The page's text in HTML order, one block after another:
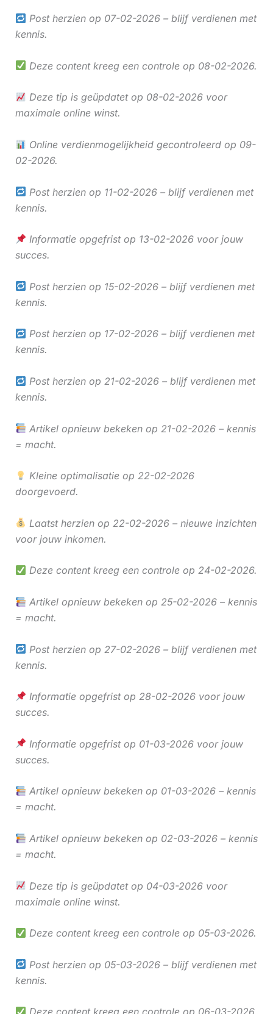
Post herzien op 07-02-2026 – blijf verdienen met
kennis.
Deze content kreeg een controle op 08-02-2026.
Deze tip is geüpdatet op 08-02-2026 voor
maximale online winst.
Online verdienmogelijkheid gecontroleerd op 09-
02-2026.
Post herzien op 11-02-2026 – blijf verdienen met
kennis.
Informatie opgefrist op 13-02-2026 voor jouw
succes.
Post herzien op 15-02-2026 – blijf verdienen met
kennis.
Post herzien op 17-02-2026 – blijf verdienen met
kennis.
Post herzien op 21-02-2026 – blijf verdienen met
kennis.
Artikel opnieuw bekeken op 21-02-2026 – kennis
= macht.
Kleine optimalisatie op 22-02-2026
doorgevoerd.
Laatst herzien op 22-02-2026 – nieuwe inzichten
voor jouw inkomen.
Deze content kreeg een controle op 24-02-2026.
Artikel opnieuw bekeken op 25-02-2026 – kennis
= macht.
Post herzien op 27-02-2026 – blijf verdienen met
kennis.
Informatie opgefrist op 28-02-2026 voor jouw
succes.
Informatie opgefrist op 01-03-2026 voor jouw
succes.
Artikel opnieuw bekeken op 01-03-2026 – kennis
= macht.
Artikel opnieuw bekeken op 02-03-2026 – kennis
= macht.
Deze tip is geüpdatet op 04-03-2026 voor
maximale online winst.
Deze content kreeg een controle op 05-03-2026.
Post herzien op 05-03-2026 – blijf verdienen met
kennis.